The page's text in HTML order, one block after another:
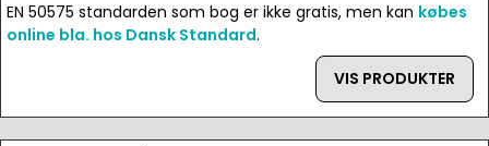
EN 50575 standarden som bog er ikke gratis, men kan købes
online bla. hos Dansk Standard.
VIS PRODUKTER